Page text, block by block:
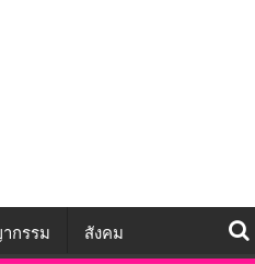
กรรม สังคม